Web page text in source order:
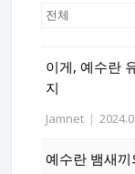
이게, 예수란
지
Jamnet |
예수란 뱀새